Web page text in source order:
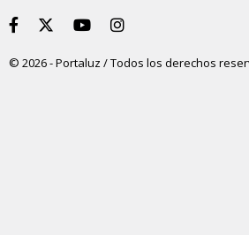
© 2026 - Portaluz / Todos los derechos